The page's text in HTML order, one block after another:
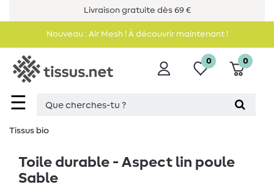
Livraison gratuite dès 69 €
Nouveau : Air Mesh ! À découvrir maintenant !
☰
0 0
Tissus bio
Toile durable - Aspect lin poule
Sable